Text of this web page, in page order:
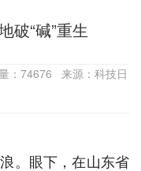
破“碱”重生
74676 来源：科技日
。眼下，在山东省